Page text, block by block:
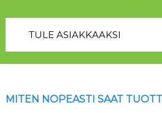
TULE ASIAKKAAKSI
MITEN NOPEASTI SAAT